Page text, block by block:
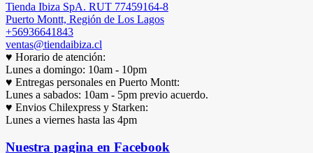
Tienda Ibiza SpA. RUT 77459164-8
Puerto Montt, Región de Los Lagos
+56936641843
ventas@tiendaibiza.cl
♥ Horario de atención:
Lunes a domingo: 10am - 10pm
♥ Entregas personales en Puerto Montt:
Lunes a sabados: 10am - 5pm previo acuerdo.
♥ Envios Chilexpress y Starken:
Lunes a viernes hasta las 4pm
Nuestra pagina en Facebook